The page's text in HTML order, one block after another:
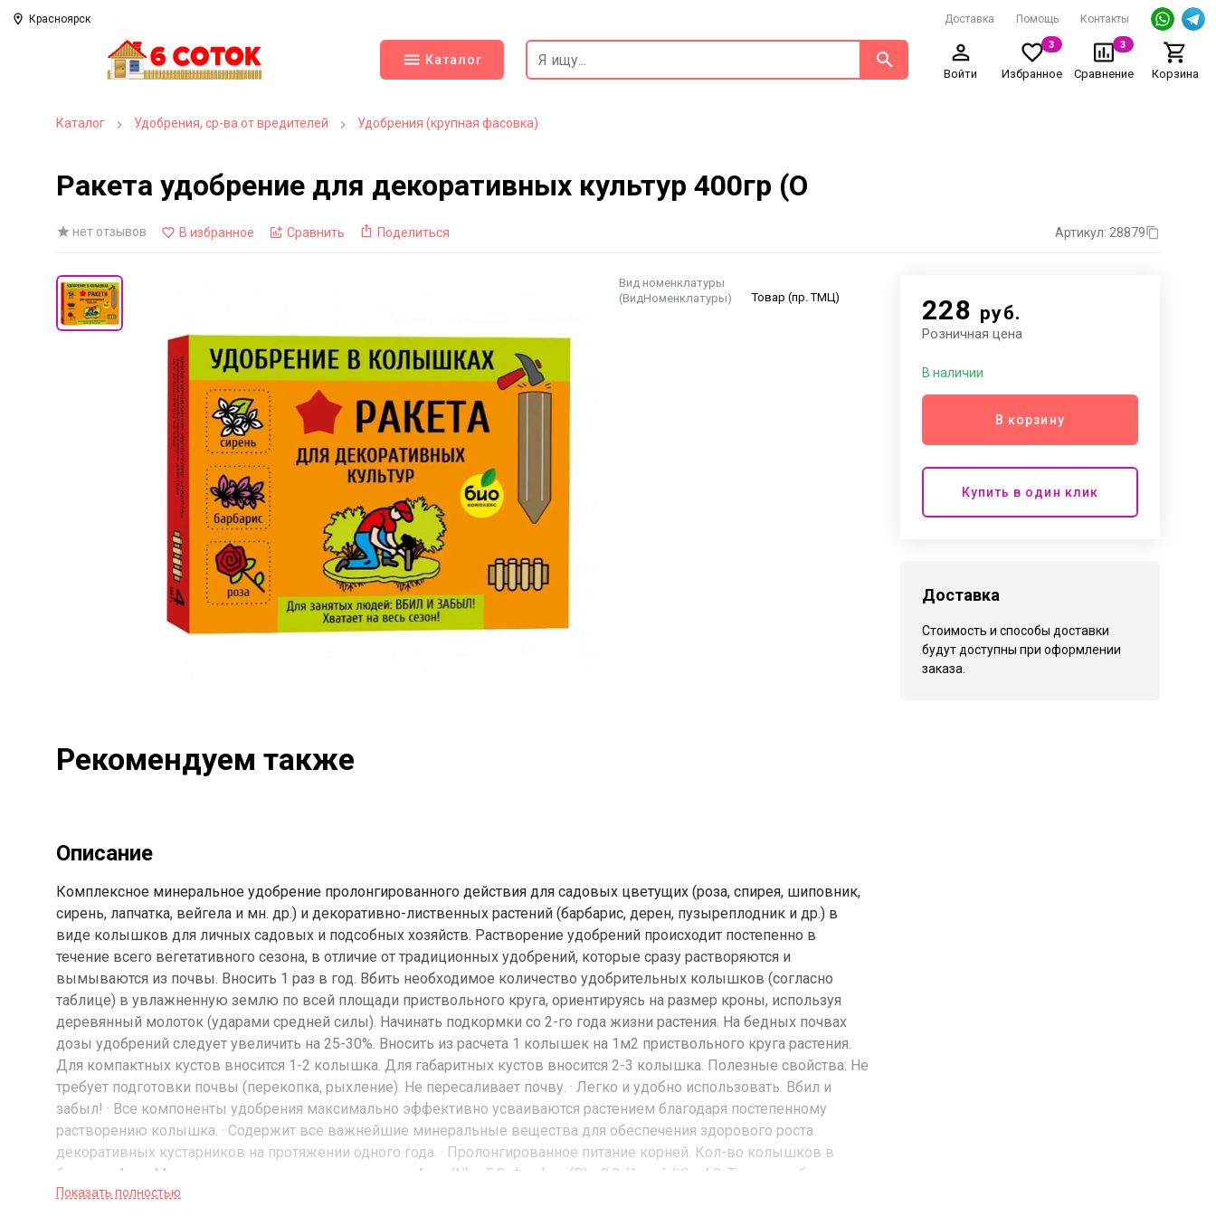
Красноярск Доставка Помощь Контакты
Каталог
Войти Избранное
3
Сравнение
3
Корзина
Каталог Удобрения, ср-ва от вредителей Удобрения (крупная фасовка)
Ракета удобрение для декоративных культур 400гр (О
нет отзывов В избранное Сравнить Поделиться Артикул: 28879
Вид номенклатуры
(ВидНоменклатуры)
Товар (пр. ТМЦ) 228 руб.
Розничная цена
В наличии
В корзину
Купить в один клик
Доставка
Стоимость и способы доставки
будут доступны при оформлении
заказа.
Рекомендуем также
Описание
Комплексное минеральное удобрение пролонгированного действия для садовых цветущих (роза, спирея, шиповник,
сирень, лапчатка, вейгела и мн. др.) и декоративно-лиственных растений (барбарис, дерен, пузыреплодник и др.) в
виде колышков для личных садовых и подсобных хозяйств. Растворение удобрений происходит постепенно в
течение всего вегетативного сезона, в отличие от традиционных удобрений, которые сразу растворяются и
вымываются из почвы. Вносить 1 раз в год. Вбить необходимое количество удобрительных колышков (согласно
таблице) в увлажненную землю по всей площади приствольного круга, ориентируясь на размер кроны, используя
деревянный молоток (ударами средней силы). Начинать подкормки со 2-го года жизни растения. На бедных почвах
дозы удобрений следует увеличить на 25-30%. Вносить из расчета 1 колышек на 1м2 приствольного круга растения.
Для компактных кустов вносится 1-2 колышка. Для габаритных кустов вносится 2-3 колышка. Полезные свойства: Не
требует подготовки почвы (перекопка, рыхление). Не пересаливает почву. · Легко и удобно использовать. Вбил и
забыл! · Все компоненты удобрения максимально эффективно усваиваются растением благодаря постепенному
растворению колышка. · Содержит все важнейшие минеральные вещества для обеспечения здорового роста
декоративных кустарников на протяжении одного года. · Пролонгированное питание корней. Кол-во колышков в
брикете: 4 шт. Массовая доля питательных веществ: Азот (N) – 5,0; Фосфор (P) - 8,0; Калий (K) - 4,0; Также необходимые
микроэлементы: медь, цинк, марганец, бор, кобальт. ТУ 2186-001-19280634-13 Класс опасности: 4 (неопасное
Показать полностью